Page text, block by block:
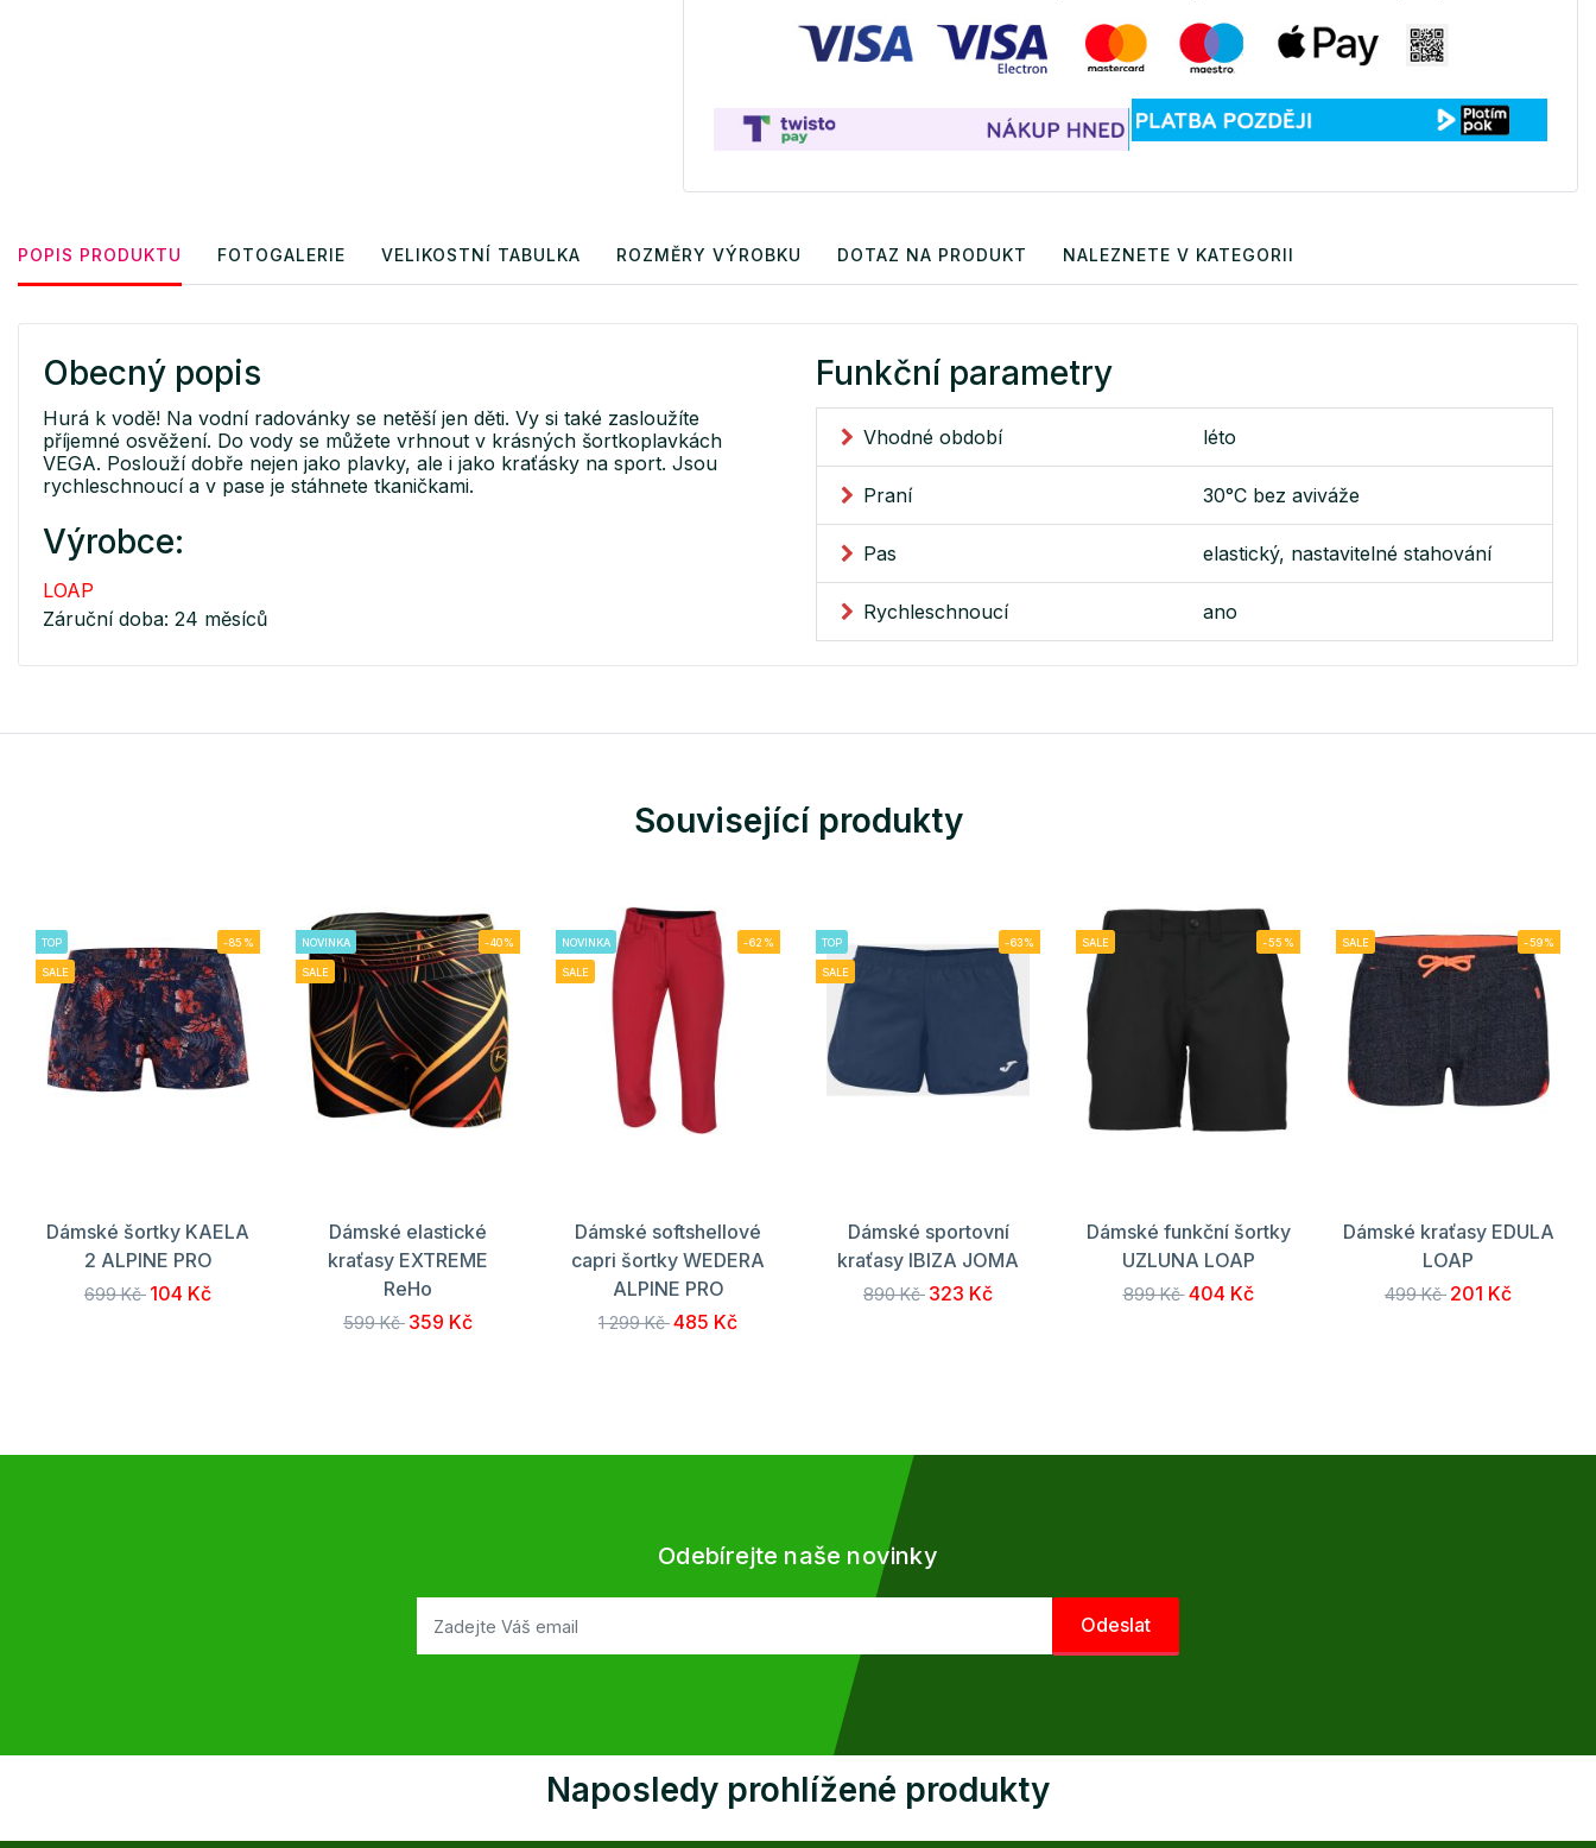
POPIS PRODUKTU FOTOGALERIE VELIKOSTNÍ TABULKA ROZMĚRY VÝROBKU DOTAZ NA PRODUKT NALEZNETE V KATEGORII
Obecný popis
Hurá k vodě! Na vodní radovánky se netěší jen děti. Vy si také zasloužíte
příjemné osvěžení. Do vody se můžete vrhnout v krásných šortkoplavkách
VEGA. Poslouží dobře nejen jako plavky, ale i jako kraťásky na sport. Jsou
rychleschnoucí a v pase je stáhnete tkaničkami.
Výrobce:
LOAP
Záruční doba: 24 měsíců
Funkční parametry
Vhodné období léto
Praní 30°C bez aviváže
Pas elastický, nastavitelné stahování
Rychleschnoucí ano
Související produkty
TOP
SALE
-85%
Dámské šortky KAELA
2 ALPINE PRO
699 Kč 104 Kč
NOVINKA
SALE
-40%
Dámské elastické
kraťasy EXTREME
ReHo
599 Kč 359 Kč
NOVINKA
SALE
-62%
Dámské softshellové
capri šortky WEDERA
ALPINE PRO
1 299 Kč485 Kč
TOP
SALE
-63%
Dámské sportovní
kraťasy IBIZA JOMA
890 Kč 323 Kč
SALE -55%
Dámské funkční šortky
UZLUNA LOAP
899 Kč 404 Kč
SALE -59%
Dámské kraťasy EDULA
LOAP
499 Kč 201 Kč
Odebírejte naše novinky
Naposledy prohlížené produkty